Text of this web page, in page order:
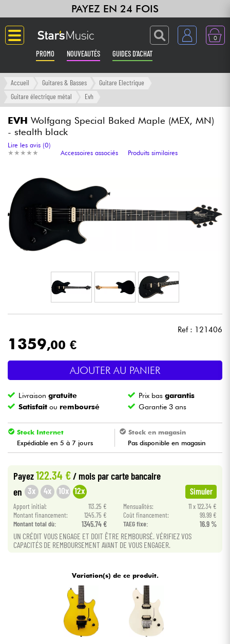
PAYEZ EN 24 FOIS
0
PROMO NOUVEAUTÉS GUIDES D'ACHAT
Langue
Amplis & Effets
Synthés & Sampleurs
Home Studio
Casques
Eclairage
Batteries & Percu
Vents
Violons & Quatuor
Câbles & Access.
HiFi
Packs
Accueil Guitares & Basses
Guitare Electrique
Guitare électrique métal
Evh
EVH Wolfgang Special Baked Maple (MEX, MN)
- stealth black
★ ★ ★ ★ ★
★ ★ ★ ★ ★
Lire les avis (0)
Accessoires associés
Produits similaires
Ref : 121406
1359,00 €
AJOUTER AU PANIER
Livraisongratuite Prix basgarantis
Satisfait ou remboursé Garantie 3 ans
Stock Internet
Expédiable en 5 à 7 jours
Stock en magasin
Pas disponible en magasin
Payez122.34 €/ mois par carte bancaire
en 3x 4x 10x 12x Simuler
Apport initial: 113.25 € Mensualités:
11 x 122.34 €
Montant financement:
1245.75 € Coût financement:
99.99 €
Montant total dù:
1345.74 € TAEG fixe: 16.9 %
UN CRÉDIT VOUS ENGAGE ET DOIT ÊTRE REMBOURSÉ. VÉRIFIEZ VOS
CAPACITÉS DE REMBOURSEMENT AVANT DE VOUS ENGAGER.
Variation(s) de ce produit.